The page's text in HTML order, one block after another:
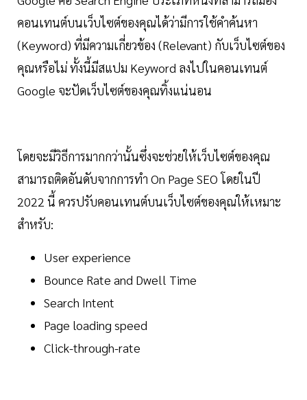
คอนเทนต์บนเว็บไซต์ของคุณได้ว่ามีการใช้คำค้นหา
(Keyword) ที่มีความเกี่ยวข้อง (Relevant) กับเว็บไซต์ของ
คุณหรือไม่ ทั้งนี้มีสแปม Keyword ลงไปในคอนเทนต์
Google จะปัดเว็บไซต์ของคุณทิ้งแน่นอน
โดยจะมีวิธีการมากกว่านั้นซึ่งจะช่วยให้เว็บไซต์ของคุณ
สามารถติดอันดับจากการทำ On Page SEO โดยในปี
2022 นี้ ควรปรับคอนเทนต์บนเว็บไซต์ของคุณให้เหมาะ
สำหรับ:
User experience
Bounce Rate and Dwell Time
Search Intent
Page loading speed
Click-through-rate